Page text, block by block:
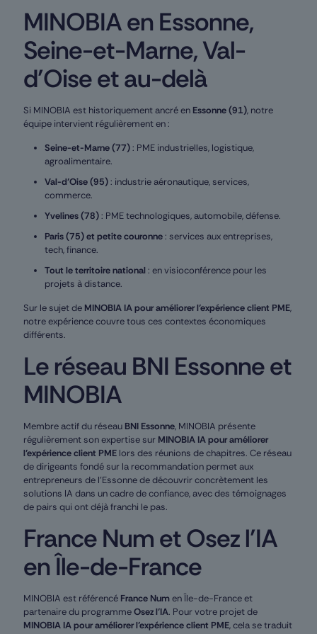
MINOBIA en Essonne,
Seine-et-Marne, Val-
d’Oise et au-delà
Si MINOBIA est historiquement ancré en Essonne (91), notre
équipe intervient régulièrement en :
Seine-et-Marne (77): PME industrielles, logistique,
agroalimentaire.
Val-d’Oise (95): industrie aéronautique, services,
commerce.
Yvelines (78): PME technologiques, automobile, défense.
Paris (75) et petite couronne: services aux entreprises,
tech, finance.
Tout le territoire national: en visioconférence pour les
projets à distance.
Sur le sujet de MINOBIA IA pour améliorer l’expérience client PME,
notre expérience couvre tous ces contextes économiques
différents.
Le réseau BNI Essonne et
MINOBIA
Membre actif du réseau BNI Essonne, MINOBIA présente
régulièrement son expertise sur MINOBIA IA pour améliorer
l’expérience client PME lors des réunions de chapitres. Ce réseau
de dirigeants fondé sur la recommandation permet aux
entrepreneurs de l’Essonne de découvrir concrètement les
solutions IA dans un cadre de confiance, avec des témoignages
de pairs qui ont déjà franchi le pas.
France Num et Osez l’IA
en Île-de-France
MINOBIA est référencé France Numen Île-de-France et
partenaire du programmeOsez l’IA. Pour votre projet de
MINOBIA IA pour améliorer l’expérience client PME, cela se traduit